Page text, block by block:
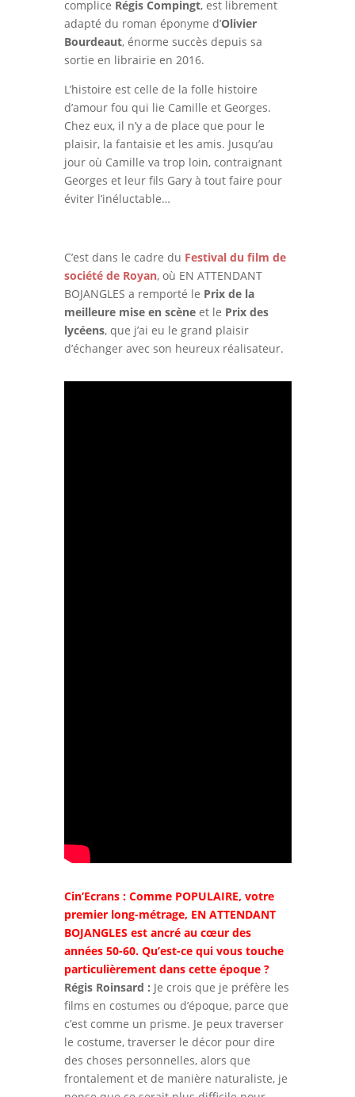
complice Régis Compingt, est librement
adapté du roman éponyme d’Olivier
Bourdeaut, énorme succès depuis sa
sortie en librairie en 2016.
L’histoire est celle de la folle histoire
d’amour fou qui lie Camille et Georges.
Chez eux, il n’y a de place que pour le
plaisir, la fantaisie et les amis. Jusqu’au
jour où Camille va trop loin, contraignant
Georges et leur fils Gary à tout faire pour
éviter l’inéluctable…
C’est dans le cadre du Festival du film de
société de Royan, où EN ATTENDANT
BOJANGLES a remporté le Prix de la
meilleure mise en scèneet le Prix des
lycéens, que j’ai eu le grand plaisir
d’échanger avec son heureux réalisateur.
Cin’Ecrans : Comme POPULAIRE, votre
premier long-métrage, EN ATTENDANT
BOJANGLES est ancré au cœur des
années 50-60. Qu’est-ce qui vous touche
particulièrement dans cette époque ?
Régis Roinsard : Je crois que je préfère les
films en costumes ou d’époque, parce que
c’est comme un prisme. Je peux traverser
le costume, traverser le décor pour dire
des choses personnelles, alors que
frontalement et de manière naturaliste, je